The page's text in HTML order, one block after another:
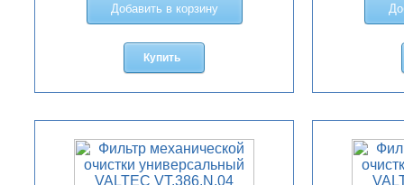
Добавить в корзину
Купить